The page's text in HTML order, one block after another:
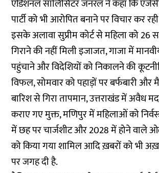
एडिशनल सॉलिसिटर जनरल ने कहा कि
पार्टी को भी आरोपित बनाने पर विचार कर
इसके अलावा सुप्रीम कोर्ट से महिला को 26
गिराने की नहीं मिली इजाजत, गाजा में
पहुंचाने और विदेशियों को निकालने की
विफल, सोमवार को पहाड़ों पर बर्फबारी और
बारिश से गिरा तापमान, उत्तराखंड में अवैध
कराए गए मुक्त, मणिपुर में महिलाओं को
में छह पर चार्जशीट और 2028 में होने वाले
को किया गया शामिल आदि ख़बरों को भी
पर जगह दी है.